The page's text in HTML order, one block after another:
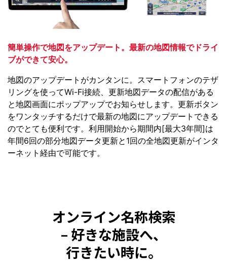
簡単操作で地図をアップデート。最新の地図情報でドライ
ブができて安心。
地図のアップデートがカンタンに。スマートフォンのテザ
リングを使ってWi-Fi接続、更新地図データの配信がある
と地図画面にポップアップでお知らせします。更新ボタン
をワンタッチするだけで最新の地図にアップデートできる
のでとても便利です。利用開始から期間内[最大3年間]は
年間6回の部分地図データ更新と1回の全地図更新がインタ
ーネット経由で可能です。
オンライン名称検索
– 好きな施設へ、
行きたい時に。